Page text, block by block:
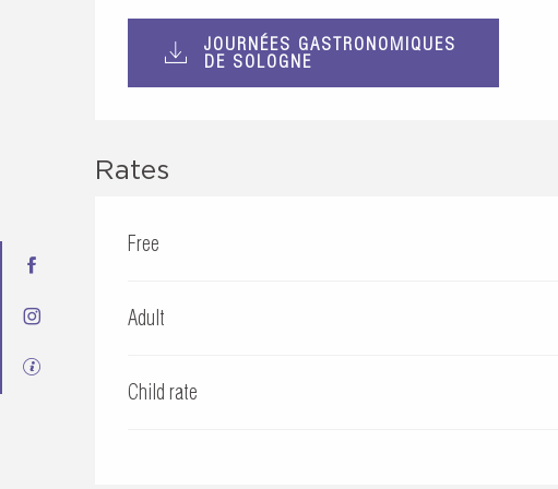
JOURNÉES GASTRONOMIQUES
DE SOLOGNE
Rates
Free
Adult
Child rate